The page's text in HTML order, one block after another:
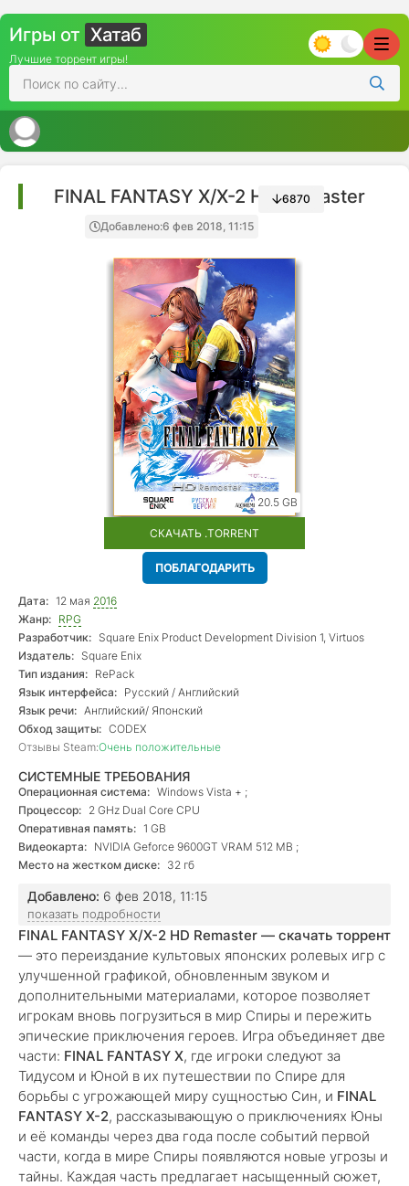
Игры от Хатаб
Лучшие торрент игры!
FINAL FANTASY X/X-2 HD Remaster
Добавлено:6 фев 2018, 11:15
6870
20.5 GB
СКАЧАТЬ .TORRENT
ПОБЛАГОДАРИТЬ
Дата: 12 мая 2016
Жанр: RPG
Разработчик: Square Enix Product Development Division 1, Virtuos
Издатель: Square Enix
Тип издания: RePack
Язык интерфейса: Русский / Английский
Язык речи: Английский/ Японский
Обход защиты: CODEX
Отзывы Steam:Очень положительные
СИСТЕМНЫЕ ТРЕБОВАНИЯ
Операционная система: Windows Vista + ;
Процессор: 2 GHz Dual Core CPU
Оперативная память: 1 GB
Видеокарта: NVIDIA Geforce 9600GT VRAM 512 MB ;
Место на жестком диске: 32 гб
Добавлено: 6 фев 2018, 11:15
показать подробности
FINAL FANTASY X/X-2 HD Remaster — скачать торрент
— это переиздание культовых японских ролевых игр с
улучшенной графикой, обновленным звуком и
дополнительными материалами, которое позволяет
игрокам вновь погрузиться в мир Спиры и пережить
эпические приключения героев. Игра объединяет две
части: FINAL FANTASY X, где игроки следуют за
Тидусом и Юной в их путешествии по Спире для
борьбы с угрожающей миру сущностью Син, и FINAL
FANTASY X-2, рассказывающую о приключениях Юны
и её команды через два года после событий первой
части, когда в мире Спиры появляются новые угрозы и
тайны. Каждая часть предлагает насыщенный сюжет,